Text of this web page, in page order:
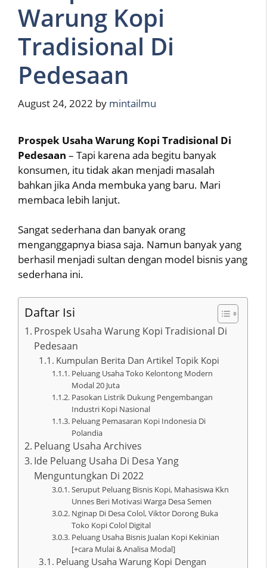
Warung Kopi
Tradisional Di
Pedesaan
August 24, 2022 by mintailmu
Prospek Usaha Warung Kopi Tradisional Di
Pedesaan – Tapi karena ada begitu banyak
konsumen, itu tidak akan menjadi masalah
bahkan jika Anda membuka yang baru. Mari
membaca lebih lanjut.
Sangat sederhana dan banyak orang
menganggapnya biasa saja. Namun banyak yang
berhasil menjadi sultan dengan model bisnis yang
sederhana ini.
Daftar Isi
Prospek Usaha Warung Kopi Tradisional Di
Pedesaan
Kumpulan Berita Dan Artikel Topik Kopi
Peluang Usaha Toko Kelontong Modern
Modal 20 Juta
Pasokan Listrik Dukung Pengembangan
Industri Kopi Nasional
Peluang Pemasaran Kopi Indonesia Di
Polandia
Peluang Usaha Archives
Ide Peluang Usaha Di Desa Yang
Menguntungkan Di 2022
Seruput Peluang Bisnis Kopi, Mahasiswa Kkn
Unnes Beri Motivasi Warga Desa Semen
Nginap Di Desa Colol, Viktor Dorong Buka
Toko Kopi Colol Digital
Peluang Usaha Bisnis Jualan Kopi Kekinian
[+cara Mulai & Analisa Modal]
Peluang Usaha Warung Kopi Dengan